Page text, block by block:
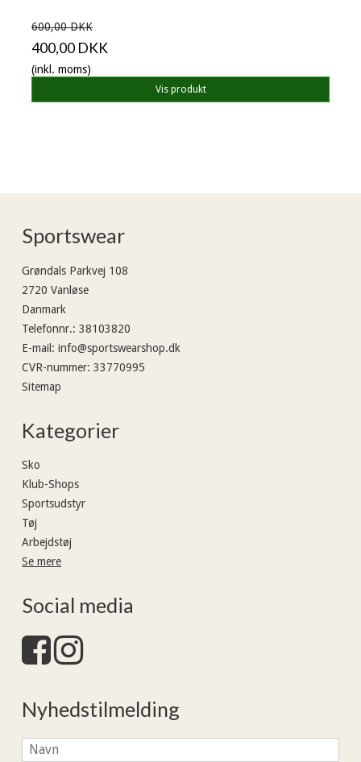
600,00 DKK
400,00 DKK
(inkl. moms)
Vis produkt
Sportswear
Grøndals Parkvej 108
2720 Vanløse
Danmark
Telefonnr.: 38103820
E-mail : info@sportswearshop.dk
CVR-nummer: 33770995
Sitemap
Kategorier
Sko
Klub-Shops
Sportsudstyr
Tøj
Arbejdstøj
Se mere
Social media
Nyhedstilmelding